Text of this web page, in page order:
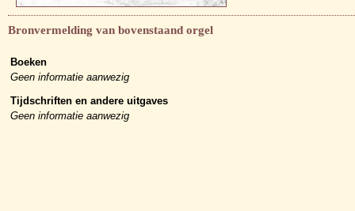
Bronvermelding van bovenstaand orgel
Boeken
Geen informatie aanwezig
Tijdschriften en andere uitgaves
Geen informatie aanwezig